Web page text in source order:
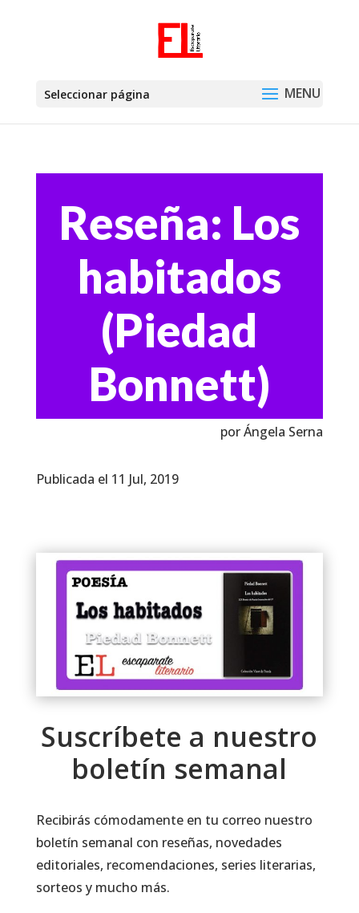
Seleccionar página
Reseña: Los
habitados
(Piedad
Bonnett)
por Ángela Serna
Publicada el 11 Jul, 2019
Suscríbete a nuestro
boletín semanal
Recibirás cómodamente en tu correo nuestro
boletín semanal con reseñas, novedades
editoriales, recomendaciones, series literarias,
sorteos y mucho más.